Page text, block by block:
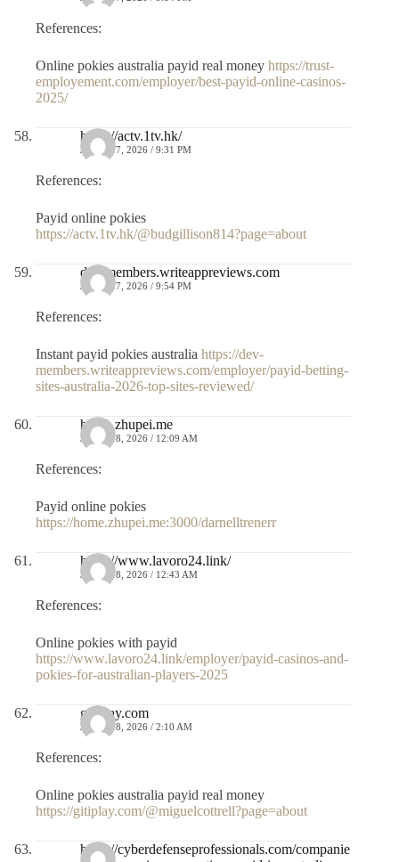
References:
Online pokies australia payid real money https://trust-
employement.com/employer/best-payid-online-casinos-
2025/
https://actv.1tv.hk/
JULIO 17, 2026 / 9:31 PM
References:
Payid online pokies
https://actv.1tv.hk/@budgillison814?page=about
dev-members.writeappreviews.com
JULIO 17, 2026 / 9:54 PM
References:
Instant payid pokies australia https://dev-
members.writeappreviews.com/employer/payid-betting-
sites-australia-2026-top-sites-reviewed/
home.zhupei.me
JULIO 18, 2026 / 12:09 AM
References:
Payid online pokies
https://home.zhupei.me:3000/darnelltrenerr
https://www.lavoro24.link/
JULIO 18, 2026 / 12:43 AM
References:
Online pokies with payid
https://www.lavoro24.link/employer/payid-casinos-and-
pokies-for-australian-players-2025
gitiplay.com
JULIO 18, 2026 / 2:10 AM
References:
Online pokies australia payid real money
https://gitiplay.com/@miguelcottrell?page=about
https://cyberdefenseprofessionals.com/companie